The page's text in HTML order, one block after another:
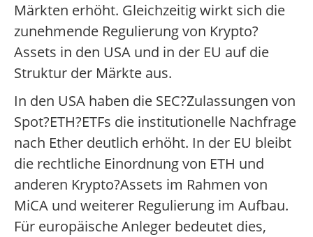
Märkten erhöht. Gleichzeitig wirkt sich die
zunehmende Regulierung von Krypto?
Assets in den USA und in der EU auf die
Struktur der Märkte aus.
In den USA haben die SEC?Zulassungen von
Spot?ETH?ETFs die institutionelle Nachfrage
nach Ether deutlich erhöht. In der EU bleibt
die rechtliche Einordnung von ETH und
anderen Krypto?Assets im Rahmen von
MiCA und weiterer Regulierung im Aufbau.
Für europäische Anleger bedeutet dies,